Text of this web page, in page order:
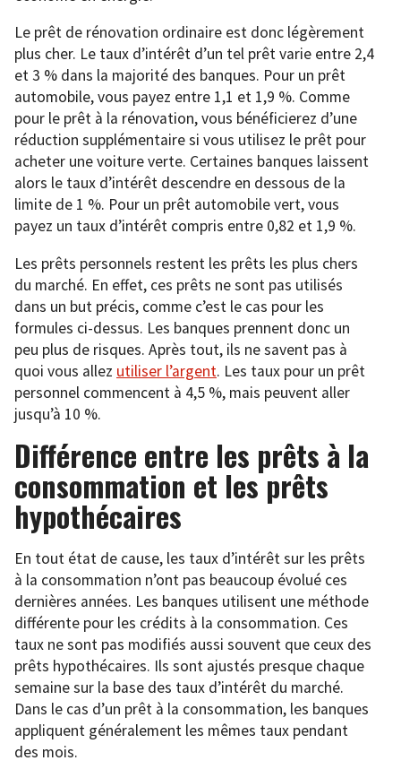
Le prêt de rénovation ordinaire est donc légèrement
plus cher. Le taux d’intérêt d’un tel prêt varie entre 2,4
et 3 % dans la majorité des banques. Pour un prêt
automobile, vous payez entre 1,1 et 1,9 %. Comme
pour le prêt à la rénovation, vous bénéficierez d’une
réduction supplémentaire si vous utilisez le prêt pour
acheter une voiture verte. Certaines banques laissent
alors le taux d’intérêt descendre en dessous de la
limite de 1 %. Pour un prêt automobile vert, vous
payez un taux d’intérêt compris entre 0,82 et 1,9 %.
Les prêts personnels restent les prêts les plus chers
du marché. En effet, ces prêts ne sont pas utilisés
dans un but précis, comme c’est le cas pour les
formules ci-dessus. Les banques prennent donc un
peu plus de risques. Après tout, ils ne savent pas à
quoi vous allez utiliser l’argent. Les taux pour un prêt
personnel commencent à 4,5 %, mais peuvent aller
jusqu’à 10 %.
Différence entre les prêts à la
consommation et les prêts
hypothécaires
En tout état de cause, les taux d’intérêt sur les prêts
à la consommation n’ont pas beaucoup évolué ces
dernières années. Les banques utilisent une méthode
différente pour les crédits à la consommation. Ces
taux ne sont pas modifiés aussi souvent que ceux des
prêts hypothécaires. Ils sont ajustés presque chaque
semaine sur la base des taux d’intérêt du marché.
Dans le cas d’un prêt à la consommation, les banques
appliquent généralement les mêmes taux pendant
des mois.